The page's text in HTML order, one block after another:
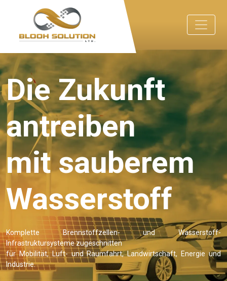
Die Zukunft
antreiben
mit sauberem
Wasserstoff
Komplette Brennstoffzellen- und Wasserstoff-
Infrastruktursysteme zugeschnitten
für Mobilität, Luft- und Raumfahrt, Landwirtschaft, Energie und
Industrie.